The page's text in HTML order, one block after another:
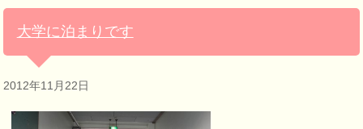
大学に泊まりです
2012年11月22日